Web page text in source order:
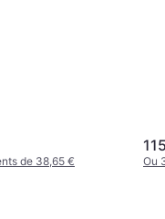
de 38,65 € Ou